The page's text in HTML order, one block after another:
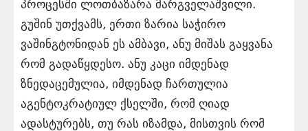
პროცესში ლოთბაზარა მარგველაშვილი.
გუშინ უთქვამს, ერთი ზარია საჭირო
ვაშინგტონიდან ეს ამბავი, ანუ მიშას გაყვანა
რომ გადაწყდესო. ანუ კაცი იმდენად
ზნედაცემულია, იმდენად ჩართულია
აგენტოკრატიულ ქსელში, რომ ღიად
ადასტურებს, თუ რას იზამდა, მისთვის რომ